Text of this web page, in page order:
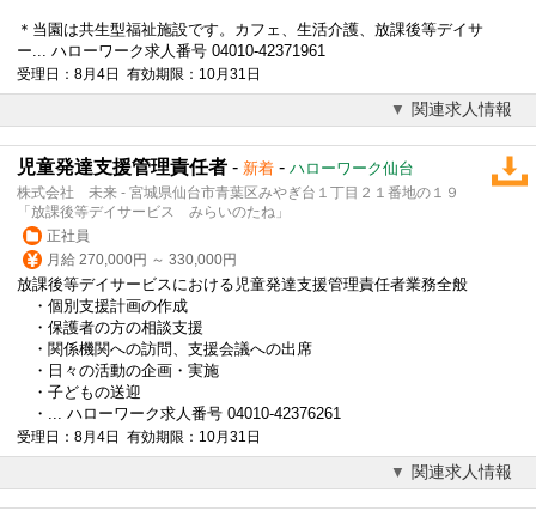
＊当園は共生型福祉施設です。カフェ、生活介護、放課後等デイサ
ー... ハローワーク求人番号 04010-42371961
受理日：8月4日 有効期限：10月31日
関連求人情報
児童発達支援管理責任者 - 新着 - ハローワーク仙台
株式会社 未来 - 宮城県仙台市青葉区みやぎ台１丁目２１番地の１９
「放課後等デイサービス みらいのたね」
正社員
月給 270,000円 ～ 330,000円
放課後等デイサービス における児童発達支援管理責任者業務全般
・個別支援計画の作成
・保護者の方の相談支援
・関係機関への訪問、支援会議への出席
・日々の活動の企画・実施
・子どもの送迎
・... ハローワーク求人番号 04010-42376261
受理日：8月4日 有効期限：10月31日
関連求人情報